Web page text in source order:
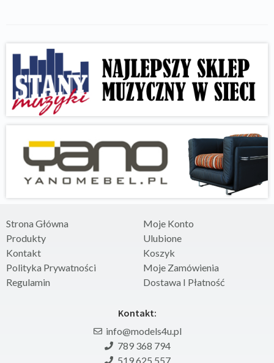
Strona Główna
Produkty
Kontakt
Polityka Prywatności
Regulamin
Moje Konto
Ulubione
Koszyk
Moje Zamówienia
Dostawa I Płatność
Kontakt:
info@models4u.pl
789 368 794
519 625 557